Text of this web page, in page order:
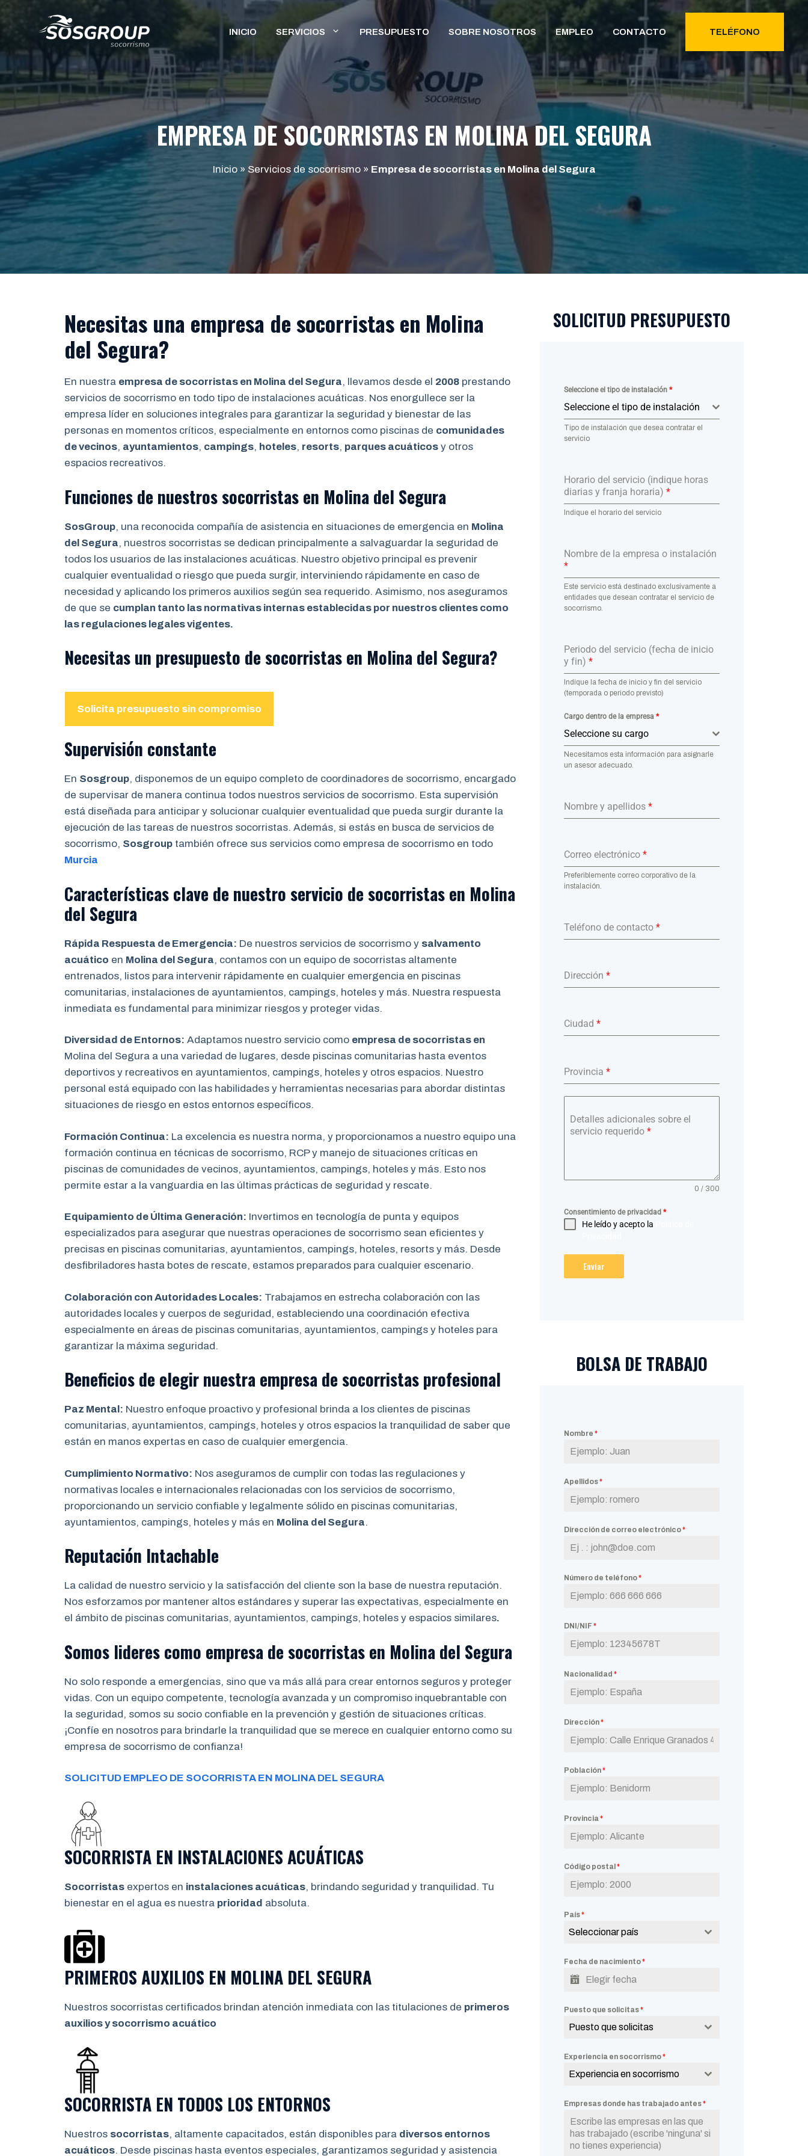
Saltar
al
contenido
INICIO SERVICIOS PRESUPUESTO SOBRE NOSOTROS EMPLEO CONTACTO TELÉFONO
EMPRESA DE SOCORRISTAS EN MOLINA DEL SEGURA
Inicio» Servicios de socorrismo» Empresa de socorristas en Molina del Segura
Necesitas una empresa de socorristas en Molina
del Segura?
En nuestra empresa de socorristas en Molina del Segura, llevamos desde el 2008 prestando
servicios de socorrismo en todo tipo de instalaciones acuáticas. Nos enorgullece ser la
empresa líder en soluciones integrales para garantizar la seguridad y bienestar de las
personas en momentos críticos, especialmente en entornos como piscinas de comunidades
de vecinos, ayuntamientos, campings, hoteles, resorts, parques acuáticos y otros
espacios recreativos.
Funciones de nuestros socorristas en Molina del Segura
SosGroup, una reconocida compañía de asistencia en situaciones de emergencia en Molina
del Segura, nuestros socorristas se dedican principalmente a salvaguardar la seguridad de
todos los usuarios de las instalaciones acuáticas. Nuestro objetivo principal es prevenir
cualquier eventualidad o riesgo que pueda surgir, interviniendo rápidamente en caso de
necesidad y aplicando los primeros auxilios según sea requerido. Asimismo, nos aseguramos
de que se cumplan tanto las normativas internas establecidas por nuestros clientes como
las regulaciones legales vigentes.
Necesitas un presupuesto de socorristas en Molina del Segura?
Solicita presupuesto sin compromiso
Supervisión constante
En Sosgroup, disponemos de un equipo completo de coordinadores de socorrismo, encargado
de supervisar de manera continua todos nuestros servicios de socorrismo. Esta supervisión
está diseñada para anticipar y solucionar cualquier eventualidad que pueda surgir durante la
ejecución de las tareas de nuestros socorristas. Además, si estás en busca de servicios de
socorrismo, Sosgroup también ofrece sus servicios como empresa de socorrismo en todo
Murcia
Características clave de nuestro servicio de socorristas en Molina
del Segura
Rápida Respuesta de Emergencia: De nuestros servicios de socorrismo y salvamento
acuático en Molina del Segura, contamos con un equipo de socorristas altamente
entrenados, listos para intervenir rápidamente en cualquier emergencia en piscinas
comunitarias, instalaciones de ayuntamientos, campings, hoteles y más. Nuestra respuesta
inmediata es fundamental para minimizar riesgos y proteger vidas.
Diversidad de Entornos: Adaptamos nuestro servicio como empresa de socorristas en
Molina del Segura a una variedad de lugares, desde piscinas comunitarias hasta eventos
deportivos y recreativos en ayuntamientos, campings, hoteles y otros espacios. Nuestro
personal está equipado con las habilidades y herramientas necesarias para abordar distintas
situaciones de riesgo en estos entornos específicos.
Formación Continua: La excelencia es nuestra norma, y proporcionamos a nuestro equipo una
formación continua en técnicas de socorrismo, RCP y manejo de situaciones críticas en
piscinas de comunidades de vecinos, ayuntamientos, campings, hoteles y más. Esto nos
permite estar a la vanguardia en las últimas prácticas de seguridad y rescate.
Equipamiento de Última Generación: Invertimos en tecnología de punta y equipos
especializados para asegurar que nuestras operaciones de socorrismo sean eficientes y
precisas en piscinas comunitarias, ayuntamientos, campings, hoteles, resorts y más. Desde
desfibriladores hasta botes de rescate, estamos preparados para cualquier escenario.
Colaboración con Autoridades Locales: Trabajamos en estrecha colaboración con las
autoridades locales y cuerpos de seguridad, estableciendo una coordinación efectiva
especialmente en áreas de piscinas comunitarias, ayuntamientos, campings y hoteles para
garantizar la máxima seguridad.
Beneficios de elegir nuestra empresa desocorristas profesional
Paz Mental: Nuestro enfoque proactivo y profesional brinda a los clientes de piscinas
comunitarias, ayuntamientos, campings, hoteles y otros espacios la tranquilidad de saber que
están en manos expertas en caso de cualquier emergencia.
Cumplimiento Normativo: Nos aseguramos de cumplir con todas las regulaciones y
normativas locales e internacionales relacionadas con los servicios de socorrismo,
proporcionando un servicio confiable y legalmente sólido en piscinas comunitarias,
ayuntamientos, campings, hoteles y más en Molina del Segura.
Reputación Intachable
La calidad de nuestro servicio y la satisfacción del cliente son la base de nuestra reputación.
Nos esforzamos por mantener altos estándares y superar las expectativas, especialmente en
el ámbito de piscinas comunitarias, ayuntamientos, campings, hoteles y espacios similares.
Somos lideres como empresa de socorristasen Molina del Segura
No solo responde a emergencias, sino que va más allá para crear entornos seguros y proteger
vidas. Con un equipo competente, tecnología avanzada y un compromiso inquebrantable con
la seguridad, somos su socio confiable en la prevención y gestión de situaciones críticas.
¡Confíe en nosotros para brindarle la tranquilidad que se merece en cualquier entorno como su
empresa de socorrismo de confianza!
SOLICITUD EMPLEO DE SOCORRISTA EN MOLINA DEL SEGURA
SOCORRISTA EN INSTALACIONES ACUÁTICAS
Socorristas expertos en instalaciones acuáticas, brindando seguridad y tranquilidad. Tu
bienestar en el agua es nuestra prioridad absoluta.
PRIMEROS AUXILIOS EN MOLINA DEL SEGURA
Nuestros socorristas certificados brindan atención inmediata con las titulaciones de primeros
auxilios y socorrismo acuático
SOCORRISTA EN TODOS LOS ENTORNOS
Nuestros socorristas, altamente capacitados, están disponibles para diversos entornos
acuáticos. Desde piscinas hasta eventos especiales, garantizamos seguridad y asistencia
SOLICITUD PRESUPUESTO
Seleccione el tipo de instalación *
Seleccione el tipo de instalación
Tipo de instalación que desea contratar el
servicio
Horario del servicio (indique horas
diarias y franja horaria) *
Indique el horario del servicio
Nombre de la empresa o instalación
*
Este servicio está destinado exclusivamente a
entidades que desean contratar el servicio de
socorrismo.
Periodo del servicio (fecha de inicio
y fin) *
Indique la fecha de inicio y fin del servicio
(temporada o periodo previsto)
Cargo dentro de la empresa *
Seleccione su cargo
Necesitamos esta información para asignarle
un asesor adecuado.
Nombre y apellidos *
Correo electrónico *
Preferiblemente correo corporativo de la
instalación.
Teléfono de contacto *
Dirección *
Ciudad *
Provincia *
Detalles adicionales sobre el
servicio requerido *
0 / 300
Consentimiento de privacidad *
He leído y acepto la
Enviar
BOLSA DE TRABAJO
Nombre *
Apellidos*
Dirección de correo electrónico*
Número de teléfono*
DNI/NIF *
Nacionalidad *
Dirección*
Población*
Provincia*
Código postal *
País*
Seleccionar país
Fecha de nacimiento*
Puesto que solicitas*
Puesto que solicitas
Experiencia en socorrismo*
Experiencia en socorrismo
Empresas donde has trabajado antes*